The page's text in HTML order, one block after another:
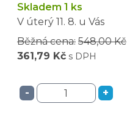
Skladem 1 ks
V úterý 11. 8. u Vás
Běžná cena: 548,00 Kč
361,79 Kč s DPH
- +